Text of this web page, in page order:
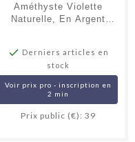
Améthyste Violette
Naturelle, En Argent
 Derniers articles en
stock
Voir prix pro - inscription en
2 min
Prix public (€): 39